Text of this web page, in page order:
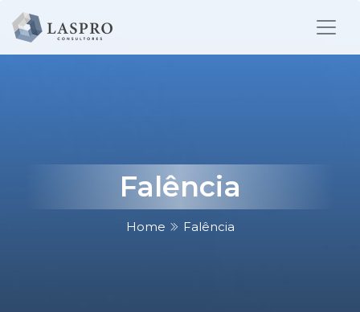
Falência
Home Falência